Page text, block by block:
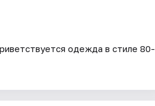
одежда в стиле 80-